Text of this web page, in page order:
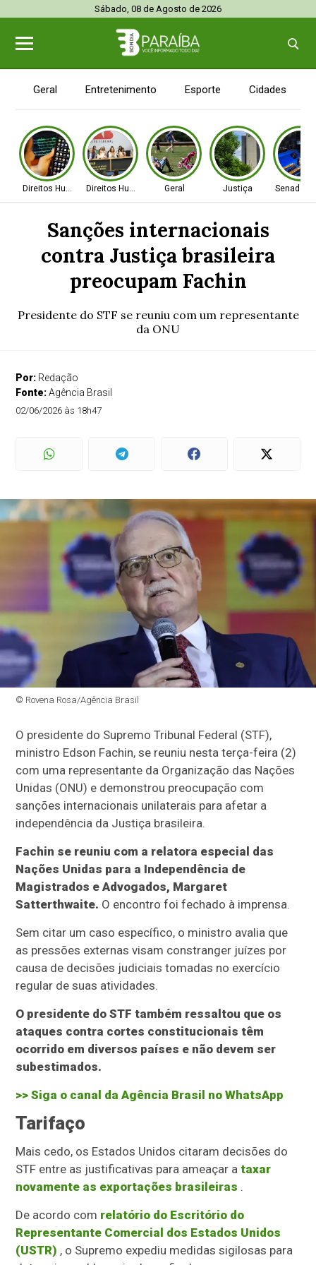
Sábado, 08 de Agosto de 2026
Geral Entretenimento Esporte Cidades
Direitos HumanosDireitos Humanos Geral Justiça Senado
Sanções internacionais
contra Justiça brasileira
preocupam Fachin
Presidente do STF se reuniu com um representante
da ONU
Por: Redação
Fonte:Agência Brasil
02/06/2026 às 18h47
© Rovena Rosa/Agência Brasil
O presidente do Supremo Tribunal Federal (STF),
ministro Edson Fachin, se reuniu nesta terça-feira (2)
com uma representante da Organização das Nações
Unidas (ONU) e demonstrou preocupação com
sanções internacionais unilaterais para afetar a
independência da Justiça brasileira.
Fachin se reuniu com a relatora especial das
Nações Unidas para a Independência de
Magistrados e Advogados, Margaret
Satterthwaite. O encontro foi fechado à imprensa.
Sem citar um caso específico, o ministro avalia que
as pressões externas visam constranger juízes por
causa de decisões judiciais tomadas no exercício
regular de suas atividades.
O presidente do STF também ressaltou que os
ataques contra cortes constitucionais têm
ocorrido em diversos países e não devem ser
subestimados.
>> Siga o canal daAgência Brasil no WhatsApp
Tarifaço
Mais cedo, os Estados Unidos citaram decisões do
STF entre as justificativas para ameaçar ataxar
novamente as exportações brasileiras .
De acordo com relatório do Escritório do
Representante Comercial dos Estados Unidos
(USTR) , o Supremo expediu medidas sigilosas para